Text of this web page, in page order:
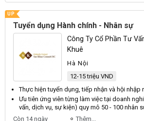
UP
Tuyển dụng Hành chính - Nhân sự
Công Ty Cổ Phần Tư
Khuê
Hà Nội
12-15 triệu VND
Thực hiệntuyển dụng, tiếp nhận và hội nhập
Ưu tiên ứng viên từng làm việc tại doanh
vấn, dịch vụ, sự kiện) quy mô 50 - 100 nhân
Còn 14 ngày
Thêm...